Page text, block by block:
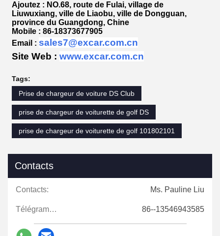
Ajoutez : NO.68, route de Fulai, village de
Liuwuxiang, ville de Liaobu, ville de Dongguan,
province du Guangdong, Chine
Mobile : 86-18373677905
Email : sales7@excar.com.cn
Site Web : www.excar.com.cn
Tags:
Prise de chargeur de voiture DS Club
prise de chargeur de voiturette de golf DS
prise de chargeur de voiturette de golf 101802101
Contacts
Contacts: Ms. Pauline Liu
Télégramme: 86--13546943585